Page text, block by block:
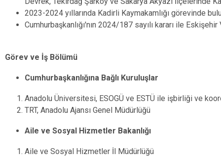
2023-2024 yıllarında Kadirli Kaymakamlığı görevinde
Cumhurbaşkanlığı'nın 2024/187 sayılı kararı ile Eskişehir
Görev ve İş Bölümü
Cumhurbaşkanlığına Bağlı Kuruluşlar
Anadolu Üniversitesi, ESOGÜ ve ESTÜ ile işbirliği ve
TRT, Anadolu Ajansı Genel Müdürlüğü
Aile ve Sosyal Hizmetler Bakanlığı
Aile ve Sosyal Hizmetler İl Müdürlüğü